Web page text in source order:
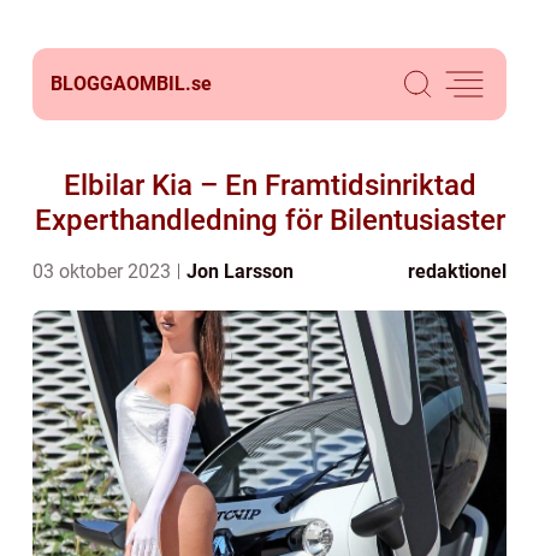
BLOGGAOMBIL.se
Elbilar Kia – En Framtidsinriktad
Experthandledning för Bilentusiaster
03 oktober 2023 Jon Larsson redaktionel